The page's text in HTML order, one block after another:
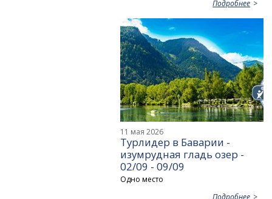
Подробнее
11 мая 2026
Турлидер в Баварии -
изумрудная гладь озер -
02/09 - 09/09
Одно место
Подробнее